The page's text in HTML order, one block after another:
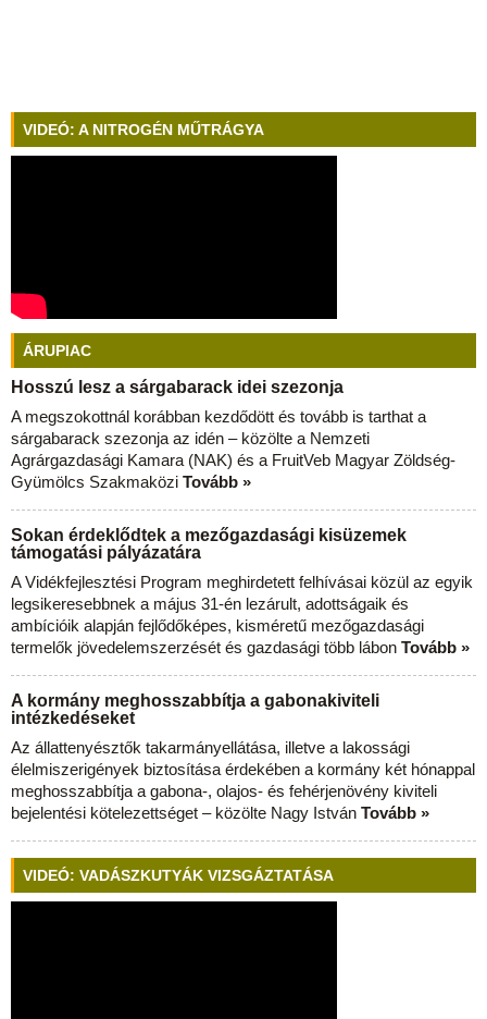
VIDEÓ: A NITROGÉN MŰTRÁGYA
ÁRUPIAC
Hosszú lesz a sárgabarack idei szezonja
A megszokottnál korábban kezdődött és tovább is tarthat a
sárgabarack szezonja az idén – közölte a Nemzeti
Agrárgazdasági Kamara (NAK) és a FruitVeb Magyar Zöldség-
Gyümölcs Szakmaközi Tovább »
Sokan érdeklődtek a mezőgazdasági kisüzemek
támogatási pályázatára
A Vidékfejlesztési Program meghirdetett felhívásai közül az egyik
legsikeresebbnek a május 31-én lezárult, adottságaik és
ambícióik alapján fejlődőképes, kisméretű mezőgazdasági
termelők jövedelemszerzését és gazdasági több lábon Tovább »
A kormány meghosszabbítja a gabonakiviteli
intézkedéseket
Az állattenyésztők takarmányellátása, illetve a lakossági
élelmiszerigények biztosítása érdekében a kormány két hónappal
meghosszabbítja a gabona-, olajos- és fehérjenövény kiviteli
bejelentési kötelezettséget – közölte Nagy István Tovább »
VIDEÓ: VADÁSZKUTYÁK VIZSGÁZTATÁSA